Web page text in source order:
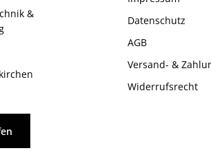
&
Datenschutz
AGB
Versand- &
Widerrufsrecht